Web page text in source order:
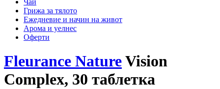
Чай
Грижа за тялото
Ежедневие и начин на живот
Арома и уелнес
Оферти
Fleurance NatureVision
Complex, 30 таблетка